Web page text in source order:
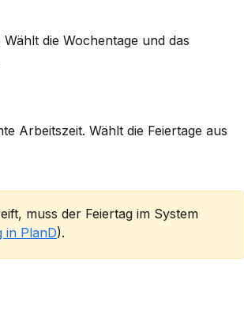
die Wochentage und das
Arbeitszeit. Wählt die Feiertage aus
muss der Feiertag im System
in PlanD).